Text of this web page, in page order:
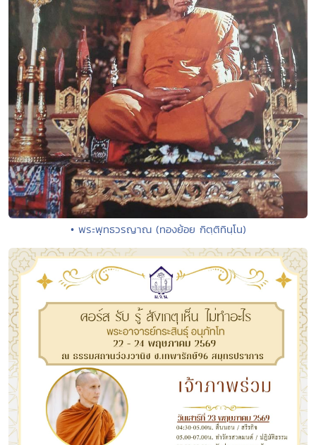
• พระพุทธวรญาณ (ทองย้อย กิตฺติทินฺโน)